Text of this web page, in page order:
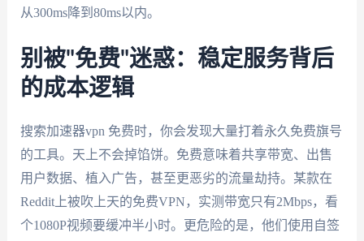
从300ms降到80ms以内。
别被"免费"迷惑：稳定服务背后
的成本逻辑
搜索加速器vpn 免费时，你会发现大量打着永久免费旗号
的工具。天上不会掉馅饼。免费意味着共享带宽、出售
用户数据、植入广告，甚至更恶劣的流量劫持。某款在
Reddit上被吹上天的免费VPN，实测带宽只有2Mbps，看
个1080P视频要缓冲半小时。更危险的是，他们使用自签